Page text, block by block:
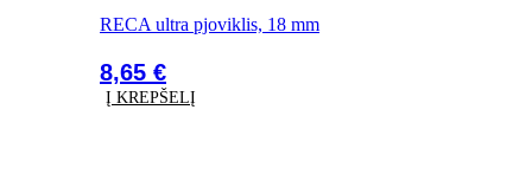
RECA ultra pjoviklis, 18 mm
8,65 €
Į KREPŠELĮ